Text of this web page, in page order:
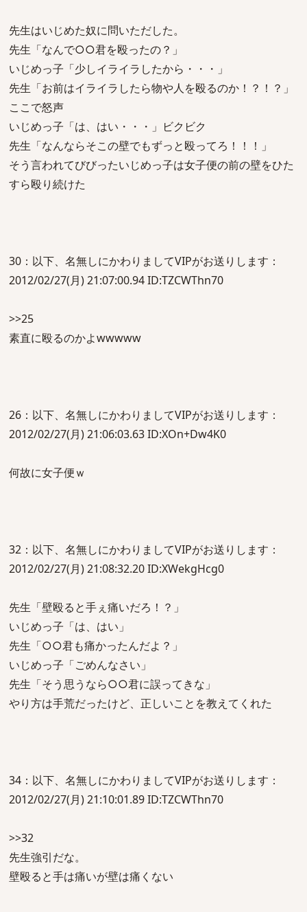
先生はいじめた奴に問いただした。
先生「なんで○○君を殴ったの？」
いじめっ子「少しイライラしたから・・・」
先生「お前はイライラしたら物や人を殴るのか！？！？」
ここで怒声
いじめっ子「は、はい・・・」ビクビク
先生「なんならそこの壁でもずっと殴ってろ！！！」
そう言われてびびったいじめっ子は女子便の前の壁をひた
すら殴り続けた
30：以下、名無しにかわりましてVIPがお送りします：
2012/02/27(月) 21:07:00.94 ID:TZCWThn70
>>25
素直に殴るのかよwwwww
26：以下、名無しにかわりましてVIPがお送りします：
2012/02/27(月) 21:06:03.63 ID:XOn+Dw4K0
何故に女子便ｗ
32：以下、名無しにかわりましてVIPがお送りします：
2012/02/27(月) 21:08:32.20 ID:XWekgHcg0
先生「壁殴ると手ぇ痛いだろ！？」
いじめっ子「は、はい」
先生「○○君も痛かったんだよ？」
いじめっ子「ごめんなさい」
先生「そう思うなら○○君に誤ってきな」
やり方は手荒だったけど、正しいことを教えてくれた
34：以下、名無しにかわりましてVIPがお送りします：
2012/02/27(月) 21:10:01.89 ID:TZCWThn70
>>32
先生強引だな。
壁殴ると手は痛いが壁は痛くない